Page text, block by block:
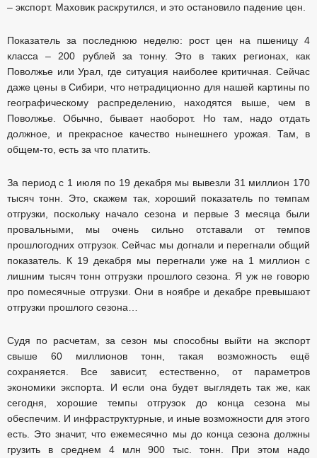
– экспорт. Маховик раскрутился, и это остановило падение цен.
Показатель за последнюю неделю: рост цен на пшеницу 4
класса – 200 рублей за тонну. Это в таких регионах, как
Поволжье или Урал, где ситуация наиболее критичная. Сейчас
даже цены в Сибири, что нетрадиционно для нашей картины по
географическому распределению, находятся выше, чем в
Поволжье. Обычно, бывает наоборот. Но там, надо отдать
должное, и прекрасное качество нынешнего урожая. Там, в
общем-то, есть за что платить.
За период с 1 июля по 19 декабря мы вывезли 31 миллион 170
тысяч тонн. Это, скажем так, хороший показатель по темпам
отгрузки, поскольку начало сезона и первые 3 месяца были
провальными, мы очень сильно отставали от темпов
прошлогодних отгрузок. Сейчас мы догнали и перегнали общий
показатель. К 19 декабря мы перегнали уже на 1 миллион с
лишним тысяч тонн отгрузки прошлого сезона. Я уж не говорю
про помесячные отгрузки. Они в ноябре и декабре превышают
отгрузки прошлого сезона…
Судя по расчетам, за сезон мы способны выйти на экспорт
свыше 60 миллионов тонн, такая возможность ещё
сохраняется. Все зависит, естественно, от параметров
экономики экспорта. И если она будет выглядеть так же, как
сегодня, хорошие темпы отгрузок до конца сезона мы
обеспечим. И инфраструктурные, и иные возможности для этого
есть. Это значит, что ежемесячно мы до конца сезона должны
грузить в среднем 4 млн 900 тыс. тонн. При этом надо